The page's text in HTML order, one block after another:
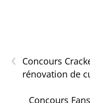
‹
Concours
rénovation de
Concours